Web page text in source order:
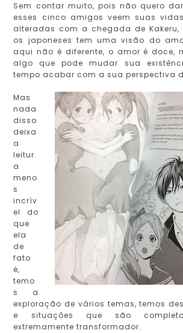
Sem contar muito, pois não quero
esses cinco amigos veem suas
alteradas com a chegada de
os japoneses tem uma visão do
aqui não é diferente, o amor é doce,
algo que pode mudar sua
tempo acabar com a sua perspectiva
Mas
nada
disso
deixa
a
leitur
a
meno
s
incrív
el do
que
ela
de
fato
é,
temo
s a
exploração de vários temas, temos
e situações que são
extremamente transformador.